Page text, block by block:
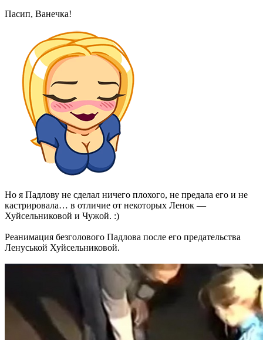
Пасип, Ванечка!
Но я Падлову не сделал ничего плохого, не предала его и не
кастрировала… в отличие от некоторых Ленок —
Хуйсельниковой и Чужой. :)
Реанимация безголового Падлова после его предательства
Ленуськой Хуйсельниковой.